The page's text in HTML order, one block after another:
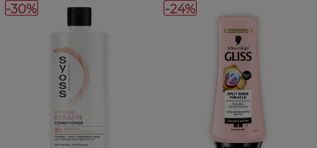
-30% -24%